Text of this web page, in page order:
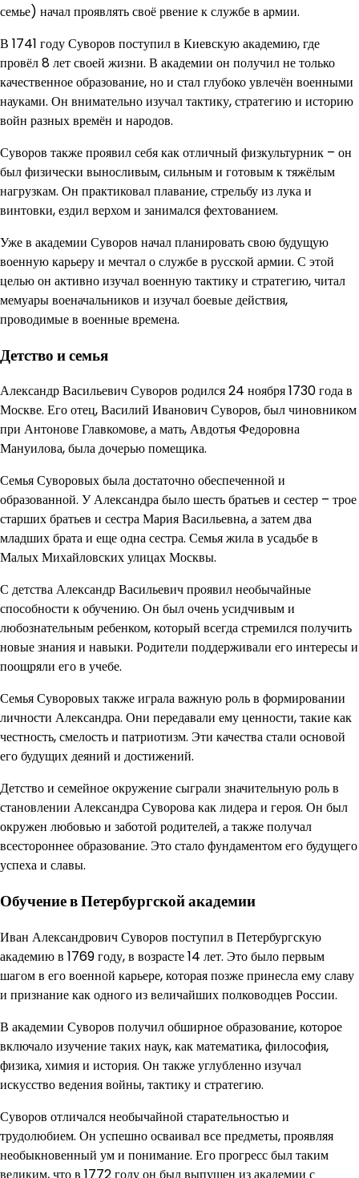
семье) начал проявлять своё рвение к службе в армии.
В 1741 году Суворов поступил в Киевскую академию, где
провёл 8 лет своей жизни. В академии он получил не только
качественное образование, но и стал глубоко увлечён военными
науками. Он внимательно изучал тактику, стратегию и историю
войн разных времён и народов.
Суворов также проявил себя как отличный физкультурник – он
был физически выносливым, сильным и готовым к тяжёлым
нагрузкам. Он практиковал плавание, стрельбу из лука и
винтовки, ездил верхом и занимался фехтованием.
Уже в академии Суворов начал планировать свою будущую
военную карьеру и мечтал о службе в русской армии. С этой
целью он активно изучал военную тактику и стратегию, читал
мемуары военачальников и изучал боевые действия,
проводимые в военные времена.
Детство и семья
Александр Васильевич Суворов родился 24 ноября 1730 года в
Москве. Его отец, Василий Иванович Суворов, был чиновником
при Антонове Главкомове, а мать, Авдотья Федоровна
Мануилова, была дочерью помещика.
Семья Суворовых была достаточно обеспеченной и
образованной. У Александра было шесть братьев и сестер – трое
старших братьев и сестра Мария Васильевна, а затем два
младших брата и еще одна сестра. Семья жила в усадьбе в
Малых Михайловских улицах Москвы.
С детства Александр Васильевич проявил необычайные
способности к обучению. Он был очень усидчивым и
любознательным ребенком, который всегда стремился получить
новые знания и навыки. Родители поддерживали его интересы и
поощряли его в учебе.
Семья Суворовых также играла важную роль в формировании
личности Александра. Они передавали ему ценности, такие как
честность, смелость и патриотизм. Эти качества стали основой
его будущих деяний и достижений.
Детство и семейное окружение сыграли значительную роль в
становлении Александра Суворова как лидера и героя. Он был
окружен любовью и заботой родителей, а также получал
всестороннее образование. Это стало фундаментом его будущего
успеха и славы.
Обучение в Петербургской академии
Иван Александрович Суворов поступил в Петербургскую
академию в 1769 году, в возрасте 14 лет. Это было первым
шагом в его военной карьере, которая позже принесла ему славу
и признание как одного из величайших полководцев России.
В академии Суворов получил обширное образование, которое
включало изучение таких наук, как математика, философия,
физика, химия и история. Он также углубленно изучал
искусство ведения войны, тактику и стратегию.
Суворов отличался необычайной старательностью и
трудолюбием. Он успешно осваивал все предметы, проявляя
необыкновенный ум и понимание. Его прогресс был таким
великим, что в 1772 году он был выпущен из академии с